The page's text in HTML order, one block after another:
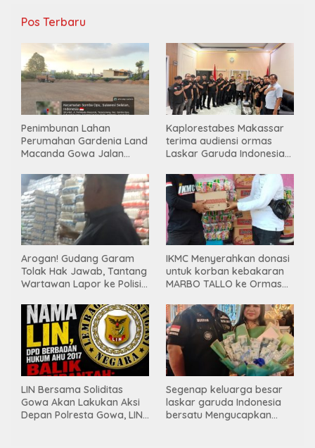
Pos Terbaru
Penimbunan Lahan
Perumahan Gardenia Land
Macanda Gowa Jalan
Gunakan Material
Tambang Ilegal
Kaplorestabes Makassar
terima audiensi ormas
Laskar Garuda Indonesia
hingga kegiatan sosial.
Arogan! Gudang Garam
Tolak Hak Jawab, Tantang
Wartawan Lapor ke Polisi
IKMC Menyerahkan donasi
untuk korban kebakaran
MARBO TALLO ke Ormas
INDONESIA BERSATU
LIN Bersama Soliditas
Gowa Akan Lakukan Aksi
Depan Polresta Gowa, LIN
Segenap keluarga besar
laskar garuda Indonesia
bersatu Mengucapkan